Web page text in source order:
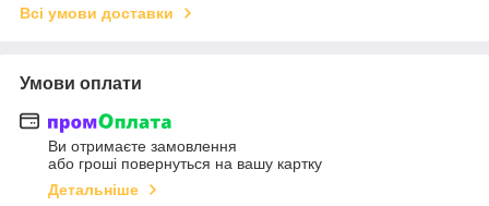
Всі умови доставки
Умови оплати
Ви отримаєте замовлення
або гроші повернуться на вашу картку
Детальніше